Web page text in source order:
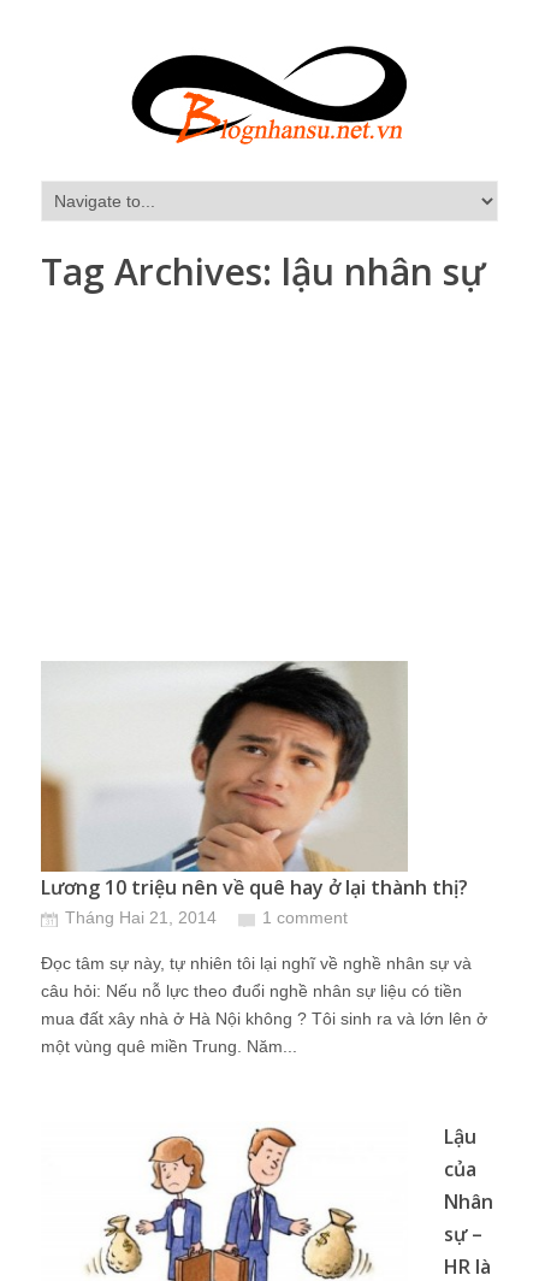
Tag Archives: lậu nhân sự
Lương 10 triệu nên về quê hay ở lại thành thị?
Tháng Hai 21, 2014 1 comment
Đọc tâm sự này, tự nhiên tôi lại nghĩ về nghề nhân sự và
câu hỏi: Nếu nỗ lực theo đuổi nghề nhân sự liệu có tiền
mua đất xây nhà ở Hà Nội không ? Tôi sinh ra và lớn lên ở
một vùng quê miền Trung. Năm...
Lậu
của
Nhân
sự –
HR là